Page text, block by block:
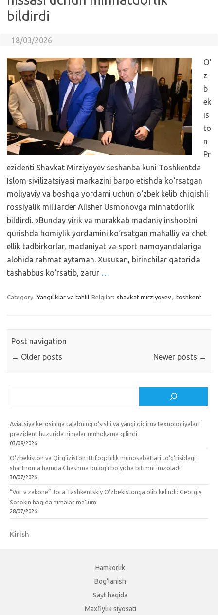
bildirdi
18/03/2026
O‘
z
b
ek
is
to
n
Pr
ezidenti Shavkat Mirziyoyev seshanba kuni Toshkentda
Islom sivilizatsiyasi markazini barpo etishda ko‘rsatgan
moliyaviy va boshqa yordami uchun o‘zbek kelib chiqishli
rossiyalik milliarder Alisher Usmonovga minnatdorlik
bildirdi. «Bunday yirik va murakkab madaniy inshootni
qurishda homiylik yordamini ko‘rsatgan mahalliy va chet
ellik tadbirkorlar, madaniyat va sport namoyandalariga
alohida rahmat aytaman. Xususan, birinchilar qatorida
tashabbus ko‘rsatib, zarur …
Category: Yangiliklar va tahlil Belgilar: shavkat mirziyoyev, toshkent
Post navigation
← Older posts Newer posts →
Aviatsiya kerosiniga talabning o‘sishi va yangi qidiruv texnologiyalari:
prezident huzurida nimalar muhokama qilindi
03/08/2026
O‘zbekiston va Qirg‘iziston ittifoqchilik munosabatlari to‘g‘risidagi
shartnoma hamda Chashma bulog‘i bo‘yicha bitimni imzoladi
30/07/2026
“Vor v zakone” Jora Tashkentskiy O‘zbekistonga olib kelindi: Georgiy
Sorokin haqida nimalar ma’lum
28/07/2026
Kirish
Hamkorlik
Bog‘lanish
Sayt haqida
Maxfiylik siyosati